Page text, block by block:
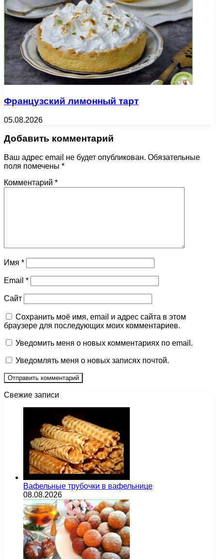
Французский лимонный тарт
05.08.2026
Добавить комментарий
Ваш адрес email не будет опубликован. Обязательные
поля помечены *
Комментарий *
Имя *
Email *
Сайт
Сохранить моё имя, email и адрес сайта в этом
браузере для последующих моих комментариев.
Уведомить меня о новых комментариях по email.
Уведомлять меня о новых записях почтой.
Свежие записи
Вафельные трубочки в вафельнице
08.08.2026